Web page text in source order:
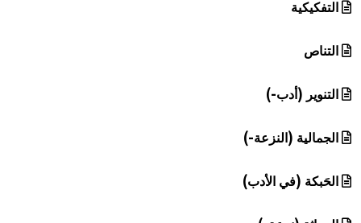
التفكيكية
التناص
التنوير (أدب-)
الجمالية (النزعة-)
الحَبكة (في الأدب)